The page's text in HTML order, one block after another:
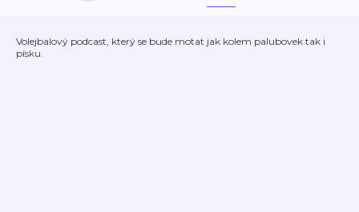
Volejbalový podcast, který se bude motat jak kolem palubovek tak i
písku.